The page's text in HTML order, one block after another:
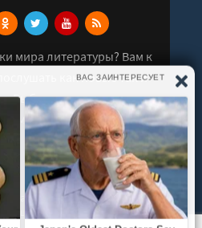
мира литературы? Вам к
как новые так и
Выбрать и поделиться с
аудиокнигами!
audio.net. Все права